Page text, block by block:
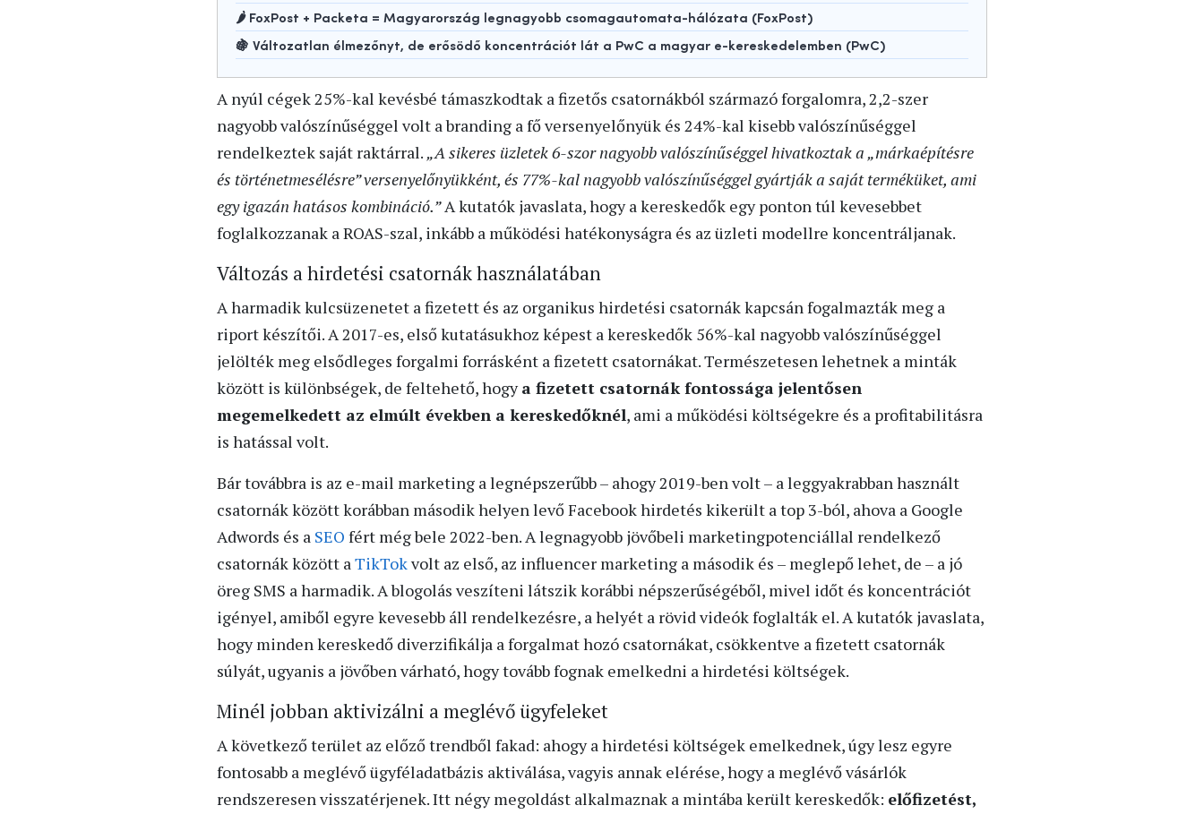
🌶️ FoxPost + Packeta = Magyarország legnagyobb csomagautomata-hálózata (FoxPost)
🍇 Változatlan élmezőnyt, de erősödő koncentrációt lát a PwC a magyar e-kereskedelemben (PwC)
A nyúl cégek 25%-kal kevésbé támaszkodtak a fizetős csatornákból származó forgalomra, 2,2-szer
nagyobb valószínűséggel volt a branding a fő versenyelőnyük és 24%-kal kisebb valószínűséggel
rendelkeztek saját raktárral.„A sikeres üzletek 6-szor nagyobb valószínűséggel hivatkoztak a „márkaépítésre
és történetmesélésre” versenyelőnyükként, és 77%-kal nagyobb valószínűséggel gyártják a saját terméküket, ami
egy igazán hatásos kombináció.”A kutatók javaslata, hogy a kereskedők egy ponton túl kevesebbet
foglalkozzanak a ROAS-szal, inkább a működési hatékonyságra és az üzleti modellre koncentráljanak.
Változás a hirdetési csatornák használatában
A harmadik kulcsüzenetet a fizetett és az organikus hirdetési csatornák kapcsán fogalmazták meg a
riport készítői. A 2017-es, első kutatásukhoz képest a kereskedők 56%-kal nagyobb valószínűséggel
jelölték meg elsődleges forgalmi forrásként a fizetett csatornákat. Természetesen lehetnek a minták
között is különbségek, de feltehető, hogya fizetett csatornák fontossága jelentősen
megemelkedett az elmúlt években a kereskedőknél, ami a működési költségekre és a profitabilitásra
is hatással volt.
Bár továbbra is az e-mail marketing a legnépszerűbb – ahogy 2019-ben volt – a leggyakrabban használt
csatornák között korábban második helyen levő Facebook hirdetés kikerült a top 3-ból, ahova a Google
Adwords és a SEO fért még bele 2022-ben. A legnagyobb jövőbeli marketingpotenciállal rendelkező
csatornák között aTikTokvolt az első, az influencer marketing a második és – meglepő lehet, de – a jó
öreg SMS a harmadik. A blogolás veszíteni látszik korábbi népszerűségéből, mivel időt és koncentrációt
igényel, amiből egyre kevesebb áll rendelkezésre, a helyét a rövid videók foglalták el. A kutatók javaslata,
hogy minden kereskedő diverzifikálja a forgalmat hozó csatornákat, csökkentve a fizetett csatornák
súlyát, ugyanis a jövőben várható, hogy tovább fognak emelkedni a hirdetési költségek.
Minél jobban aktivizálni a meglévő ügyfeleket
A következő terület az előző trendből fakad: ahogy a hirdetési költségek emelkednek, úgy lesz egyre
fontosabb a meglévő ügyféladatbázis aktiválása, vagyis annak elérése, hogy a meglévő vásárlók
rendszeresen visszatérjenek. Itt négy megoldást alkalmaznak a mintába került kereskedők: előfizetést,